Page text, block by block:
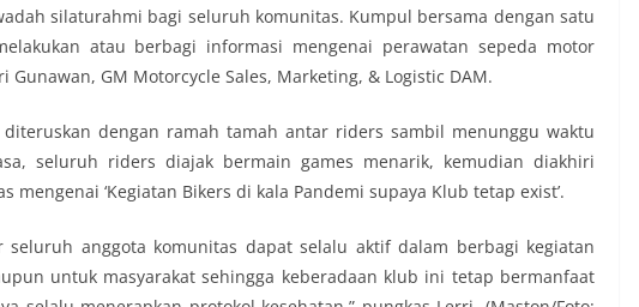
silaturahmi bagi seluruh komunitas. Kumpul bersama dengan satu
atau berbagi informasi mengenai perawatan sepeda motor
Gunawan, GM Motorcycle Sales, Marketing, & Logistic DAM.
dengan ramah tamah antar riders sambil menunggu waktu
seluruh riders diajak bermain games menarik, kemudian diakhiri
mengenai ‘Kegiatan Bikers di kala Pandemi supaya Klub tetap exist’.
seluruh anggota komunitas dapat selalu aktif dalam berbagi kegiatan
untuk masyarakat sehingga keberadaan klub ini tetap bermanfaat